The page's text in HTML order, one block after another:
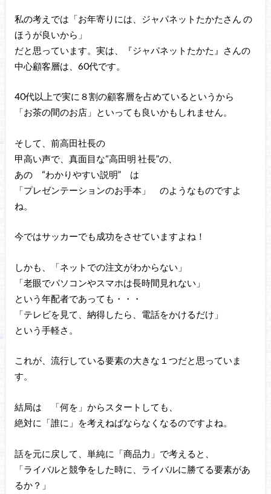
私の考えでは「お年寄りには、ジャパネットたかたさん の
ほうが良いから」
だと思っています。実は、『ジャパネットたかた』さんの
中心顧客層は、60代です。
40代以上で実に８割の顧客層を占めているというから
「お茶の間のお店」といっても良いかもしれません。
そして、前高田社長の
甲高い声で、真面目な“高田明 社長”の、
あの “わかりやすい説明” は
「プレゼンテーションのお手本」 のようなものですよ
ね。
今ではサッカーでも成功をさせていますよね！
しかも、「ネットでの注文がわからない」
「老眼でパソコンやスマホは長時間見れない」
という年配者であっても・・・
「テレビを見て、納得したら、電話をかけるだけ」
という手軽さ。
これが、流行している要素の大きな１つだと思っていま
す。
結局は 「何を」からスタートしても、
絶対に「誰に」を考えねばならなくなるのですよね。
話を元に戻して、単純に「商品力」で考えると、
「ライバルと競争をした時に、ライバルに勝てる要素があ
るか？」